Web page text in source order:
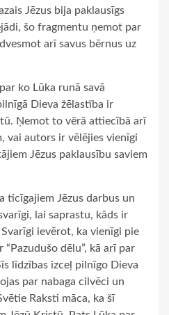
Jēzus bija paklausīgs
šo fragmentu ņemot par
arī savus bērnus uz
ko Lūka runā savā
Dieva žēlastība ir
Ņemot to vērā attiecībā arī
vai autors ir vēlējies vienīgi
Jēzus paklausību saviem
ticīgajiem Jēzus darbus un
lai saprastu, kāds ir
ievērot, ka vienīgi pie
dēlu”, kā arī par
līdzības izceļ pilnīgo Dieva
par nabaga cilvēci un
Raksti māca, ka šī